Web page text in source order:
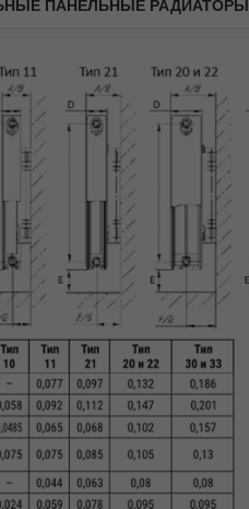
ПАНЕЛЬНЫЕ РАДИАТОРЫ